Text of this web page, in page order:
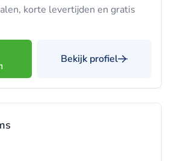
korte levertijden en gratis
Bekijk profiel